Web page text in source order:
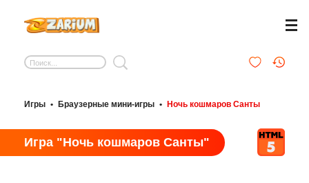
Игры • Браузерные мини-игры • Ночь кошмаров Санты
Игра "Ночь кошмаров Санты"